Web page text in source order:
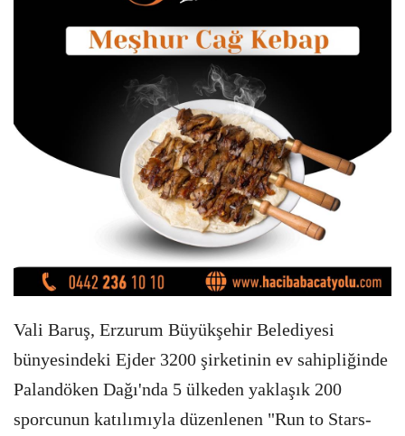
Vali Baruş, Erzurum Büyükşehir Belediyesi
bünyesindeki Ejder 3200 şirketinin ev sahipliğinde
Palandöken Dağı'nda 5 ülkeden yaklaşık 200
sporcunun katılımıyla düzenlenen "Run to Stars-